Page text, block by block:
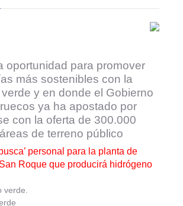
oportunidad para promover
más sostenibles con la
y en donde el Gobierno
ya ha apostado por
con la oferta de 300.000
de terreno público
personal para la planta de
Roque que producirá hidrógeno